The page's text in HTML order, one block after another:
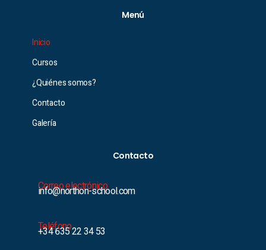
Menú
Inicio
Cursos
¿Quiénes somos?
Contacto
Galería
Contacto
Correo electrónico
info@northon-school.com
Teléfono
+34 635 22 34 53